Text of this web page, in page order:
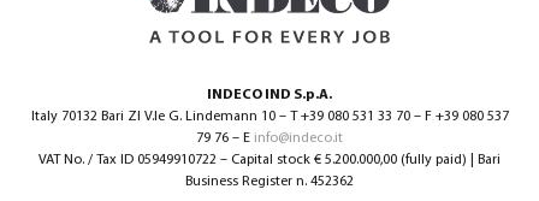
INDECO IND S.p.A.
Italy 70132 Bari ZI V.le G. Lindemann 10 – T +39 080 531 33 70 – F +39 080 537
79 76 – E info@indeco.it
VAT No. / Tax ID 05949910722 – Capital stock € 5.200.000,00 (fully paid) | Bari
Business Register n. 452362